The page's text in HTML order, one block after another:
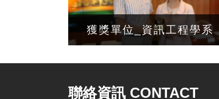
獲獎單位_資訊工程學系
聯絡資訊 CONTACT